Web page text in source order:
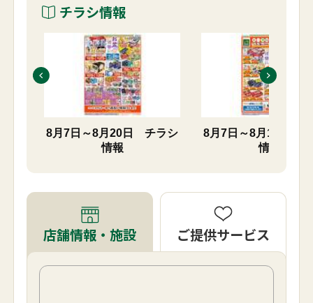
チラシ情報
8月7日～8月20日 チラシ
情報
8月7日～8月16日
情報
店舗情報・施設 ご提供サービス